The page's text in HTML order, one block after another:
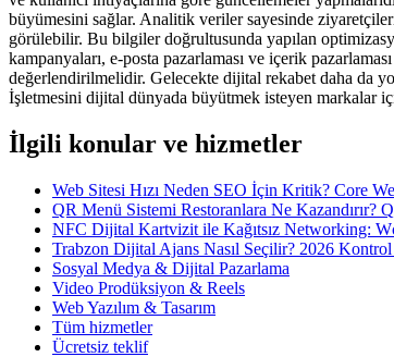
büyümesini sağlar. Analitik veriler sayesinde
görülebilir. Bu bilgiler doğrultusunda yapılan
kampanyaları, e-posta pazarlaması ve içerik
değerlendirilmelidir. Gelecekte dijital rekabet daha da
İşletmesini dijital dünyada büyütmek isteyen markalar
İlgili konular ve hizmetler
Web Sitesi Hızı Neden SEO İçin Kritik? Core
QR Menü Sistemi Restoranlara Ne Kazandırır?
NFC Dijital Kartvizit ile Kağıtsız Networking:
Trabzon Dijital Ajans Nasıl Seçilir? 2026
Sosyal Medya & Dijital Pazarlama
Video Prodüksiyon & Reels
Web Yazılım & Tasarım
Tüm hizmetler
Ücretsiz teklif